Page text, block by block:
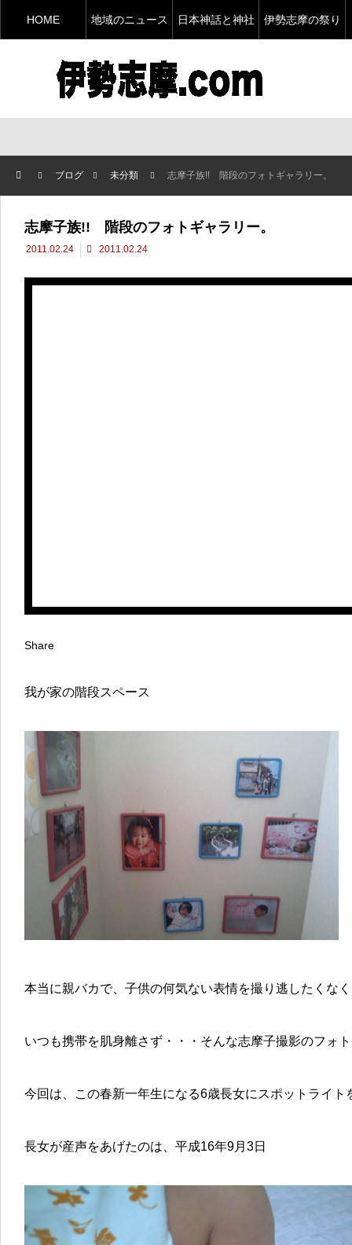
HOME 地域のニュース 日本神話と神社 伊勢志摩の祭り
ブログ 未分類 志摩子族!! 階段のフォトギャラリー。
志摩子族!! 階段のフォトギャラリー。
2011.02.24 2011.02.24
Share
我が家の階段スペース
本当に親バカで、子供の何気ない表情を撮り逃したくな
いつも携帯を肌身離さず・・・そんな志摩子撮影のフォ
今回は、この春新一年生になる6歳長女にスポットライト
長女が産声をあげたのは、平成16年9月3日